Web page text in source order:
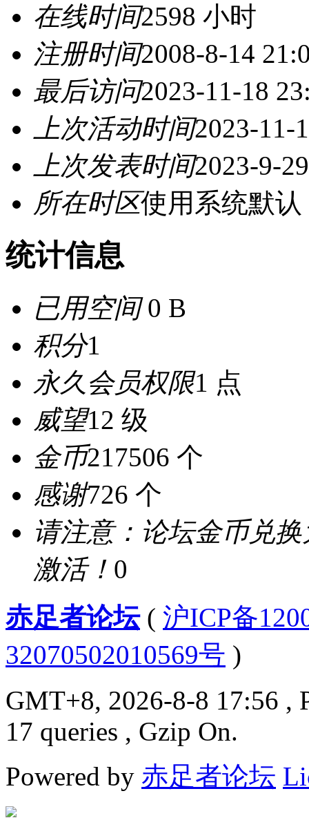
在线时间2598 小时
注册时间2008-8-14
最后访问2023-11-18
上次活动时间2023-11-
上次发表时间2023-9-
所在时区使用系统默认
统计信息
已用空间0 B
积分1
永久会员权限1 点
威望12 级
金币217506 个
感谢726 个
请注意：论坛金币兑
激活！ 0
赤足者论坛( 沪ICP备
32070502010569号 )
GMT+8, 2026-8-8 17:56 ,
17 queries , Gzip On.
Powered by 赤足者论坛